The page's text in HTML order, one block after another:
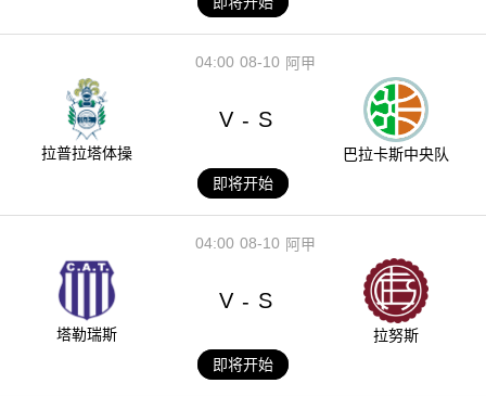
08-10
04:00 阿甲
拉普拉塔体操
V - S
巴拉卡斯中央队
即将开始
08-10
04:00 阿甲
塔勒瑞斯
V - S
拉努斯
即将开始